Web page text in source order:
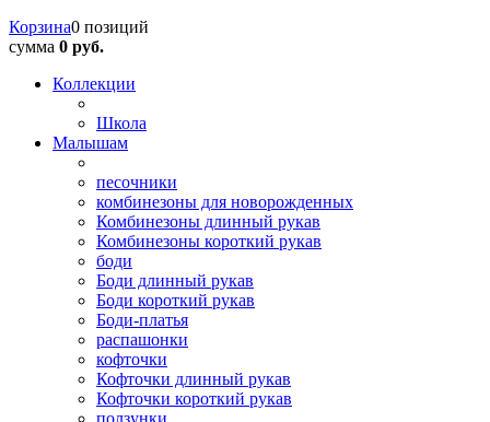
Корзина0 позиций
сумма 0 руб.
Коллекции
Школа
Малышам
песочники
комбинезоны для новорожденных
Комбинезоны длинный рукав
Комбинезоны короткий рукав
боди
Боди длинный рукав
Боди короткий рукав
Боди-платья
распашонки
кофточки
Кофточки длинный рукав
Кофточки короткий рукав
ползунки